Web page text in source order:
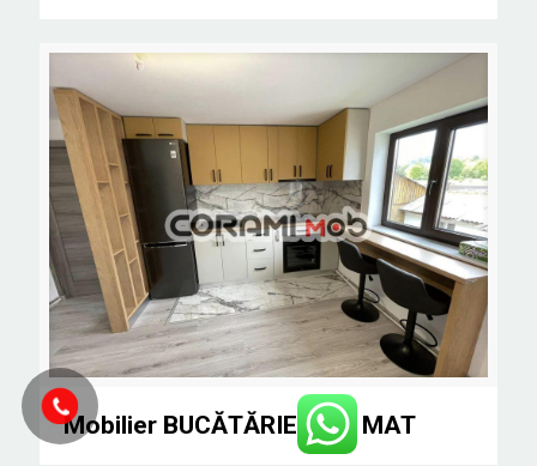
Mobilier BUCĂTĂRIE ultra MAT
Mobilier BUCĂTĂRIE ultra MAT